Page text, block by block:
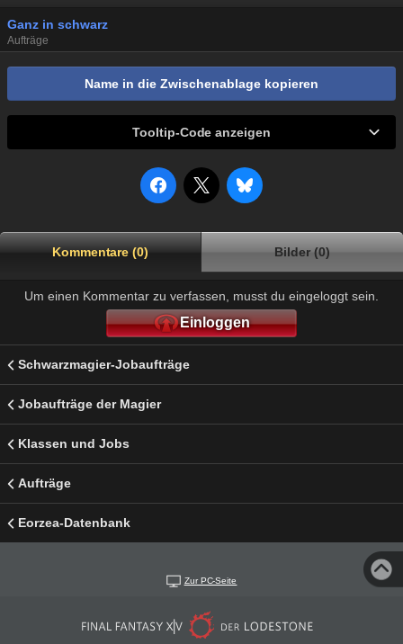
Ganz in schwarz
Aufträge
Name in die Zwischenablage kopieren
Tooltip-Code anzeigen
Kommentare (0) Bilder (0)
Um einen Kommentar zu verfassen, musst du eingeloggt sein.
Einloggen
Schwarzmagier-Jobaufträge
Jobaufträge der Magier
Klassen und Jobs
Aufträge
Eorzea-Datenbank
Zur PC-Seite